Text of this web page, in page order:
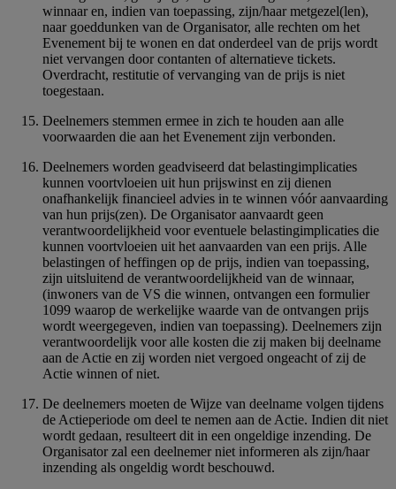
winnaar en, indien van toepassing, zijn/haar metgezel(len),
naar goeddunken van de Organisator, alle rechten om het
Evenement bij te wonen en dat onderdeel van de prijs wordt
niet vervangen door contanten of alternatieve tickets.
Overdracht, restitutie of vervanging van de prijs is niet
toegestaan.
Deelnemers stemmen ermee in zich te houden aan alle
voorwaarden die aan het Evenement zijn verbonden.
Deelnemers worden geadviseerd dat belastingimplicaties
kunnen voortvloeien uit hun prijswinst en zij dienen
onafhankelijk financieel advies in te winnen vóór aanvaarding
van hun prijs(zen). De Organisator aanvaardt geen
verantwoordelijkheid voor eventuele belastingimplicaties die
kunnen voortvloeien uit het aanvaarden van een prijs. Alle
belastingen of heffingen op de prijs, indien van toepassing,
zijn uitsluitend de verantwoordelijkheid van de winnaar,
(inwoners van de VS die winnen, ontvangen een formulier
1099 waarop de werkelijke waarde van de ontvangen prijs
wordt weergegeven, indien van toepassing). Deelnemers zijn
verantwoordelijk voor alle kosten die zij maken bij deelname
aan de Actie en zij worden niet vergoed ongeacht of zij de
Actie winnen of niet.
De deelnemers moeten de Wijze van deelname volgen tijdens
de Actieperiode om deel te nemen aan de Actie. Indien dit niet
wordt gedaan, resulteert dit in een ongeldige inzending. De
Organisator zal een deelnemer niet informeren als zijn/haar
inzending als ongeldig wordt beschouwd.